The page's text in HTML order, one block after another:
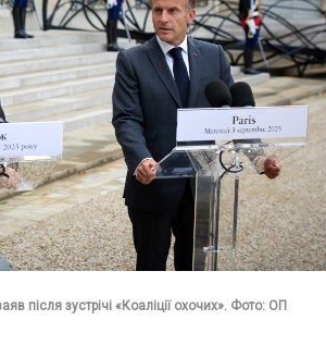
після зустрічі «Коаліції охочих». Фото: ОП